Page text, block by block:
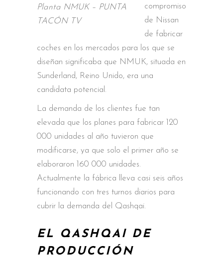
Planta NMUK – PUNTA
TACÓN TV
compromiso
de Nissan
de fabricar
coches en los mercados para los que se
diseñan significaba que NMUK, situada en
Sunderland, Reino Unido, era una
candidata potencial.
La demanda de los clientes fue tan
elevada que los planes para fabricar 120
000 unidades al año tuvieron que
modificarse, ya que solo el primer año se
elaboraron 160 000 unidades.
Actualmente la fábrica lleva casi seis años
funcionando con tres turnos diarios para
cubrir la demanda del Qashqai.
EL QASHQAI DE
PRODUCCIÓN